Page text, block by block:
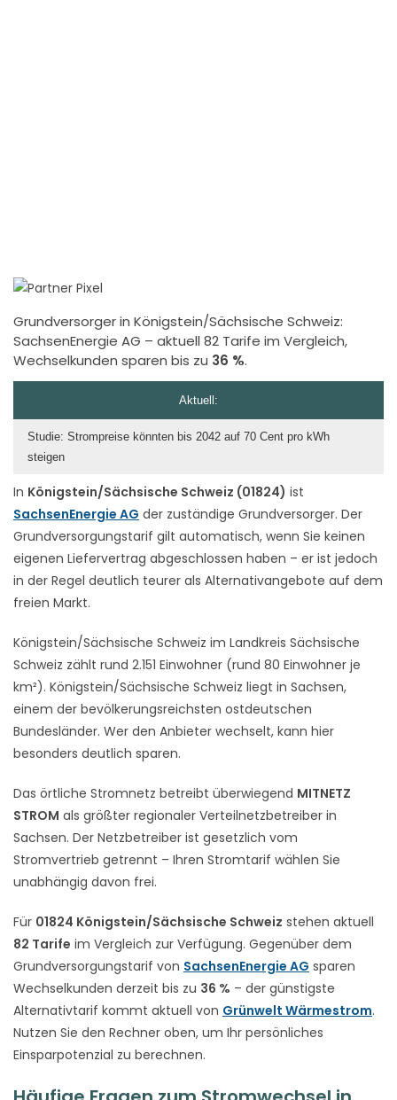
Grundversorger in Königstein/Sächsische Schweiz:
SachsenEnergie AG – aktuell 82 Tarife im Vergleich,
Wechselkunden sparen bis zu 36 %.
In Königstein/Sächsische Schweiz (01824) ist
SachsenEnergie AG der zuständige Grundversorger. Der
Grundversorgungstarif gilt automatisch, wenn Sie keinen
eigenen Liefervertrag abgeschlossen haben – er ist jedoch
in der Regel deutlich teurer als Alternativangebote auf dem
freien Markt.
Königstein/Sächsische Schweiz im Landkreis Sächsische
Schweiz zählt rund 2.151 Einwohner (rund 80 Einwohner je
km²). Königstein/Sächsische Schweiz liegt in Sachsen,
einem der bevölkerungsreichsten ostdeutschen
Bundesländer. Wer den Anbieter wechselt, kann hier
besonders deutlich sparen.
Das örtliche Stromnetz betreibt überwiegend MITNETZ
STROM als größter regionaler Verteilnetzbetreiber in
Sachsen. Der Netzbetreiber ist gesetzlich vom
Stromvertrieb getrennt – Ihren Stromtarif wählen Sie
unabhängig davon frei.
Für 01824 Königstein/Sächsische Schweiz stehen aktuell
82 Tarife im Vergleich zur Verfügung. Gegenüber dem
Grundversorgungstarif von SachsenEnergie AG sparen
Wechselkunden derzeit bis zu 36 % – der günstigste
Alternativtarif kommt aktuell von Grünwelt Wärmestrom.
Nutzen Sie den Rechner oben, um Ihr persönliches
Einsparpotenzial zu berechnen.
Aktuell:
Studie: Strompreise könnten bis 2042 auf 70 Cent pro kWh
steigen